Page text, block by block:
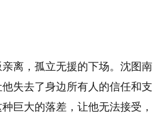
离，孤立无援的下场。沈图南
失去了身边所有人的信任和支
巨大的落差，让他无法接受，